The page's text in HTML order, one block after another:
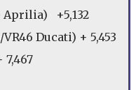
Aprilia) +5,132
Ducati) + 5,453